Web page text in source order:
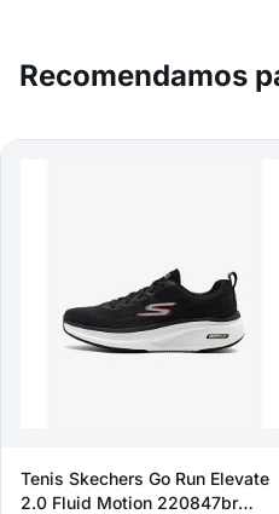
Recomendamos
Tenis Skechers Go Run Elevate
2.0 Fluid Motion 220847br